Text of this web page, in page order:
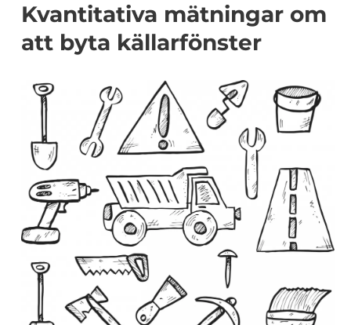
Kvantitativa mätningar om
att byta källarfönster